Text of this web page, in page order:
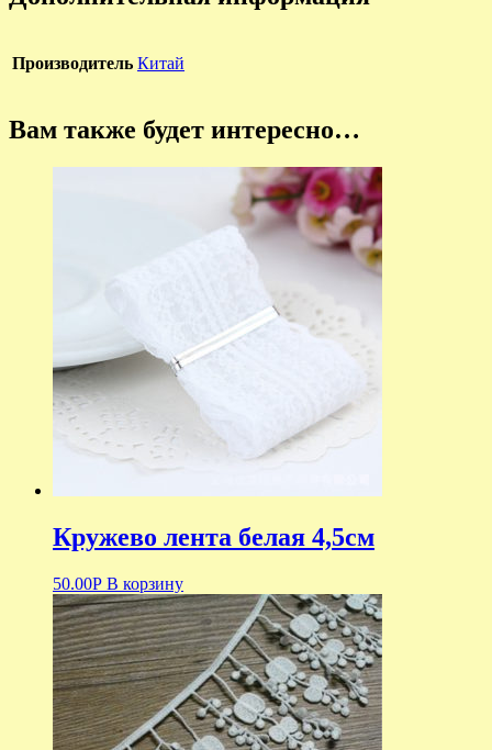
Производитель Китай
Вам также будет интересно…
Кружево лента белая 4,5см
50.00Р В корзину